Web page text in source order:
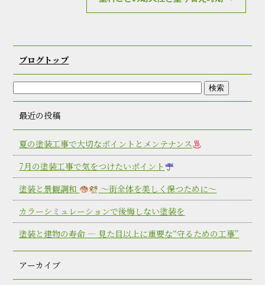
ブログトップ
最近の投稿
夏の塗装工事で大切なポイントとメンテナンス
7月の塗装工事で気をつけたいポイント
塗装と景観調和
〜街全体を美しく保つために〜
カラーシミュレーションで後悔しない塗装を
塗装と建物の寿命 ― 見た目以上に重要な“守るための工事”
アーカイブ